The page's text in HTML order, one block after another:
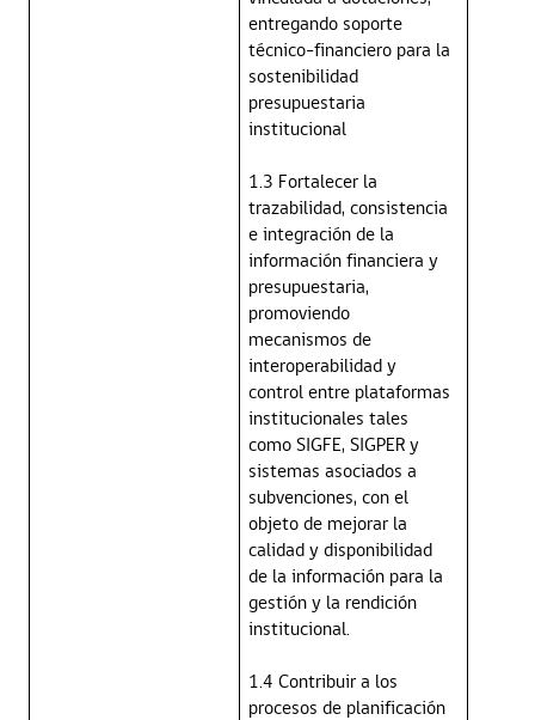
entregando soporte
técnico-financiero para la
sostenibilidad
presupuestaria
institucional
1.3 Fortalecer la
trazabilidad, consistencia
e integración de la
información financiera y
presupuestaria,
promoviendo
mecanismos de
interoperabilidad y
control entre plataformas
institucionales tales
como SIGFE, SIGPER y
sistemas asociados a
subvenciones, con el
objeto de mejorar la
calidad y disponibilidad
de la información para la
gestión y la rendición
institucional.
1.4 Contribuir a los
procesos de planificación